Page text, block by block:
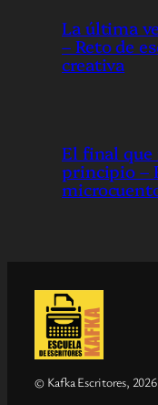
La última
– Reto de
creativa
El final
principio –
© Kafka Escritores, 2026